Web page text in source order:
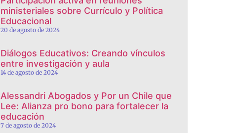
ministeriales sobre Currículo y Política
Educacional
20 de agosto de 2024
Diálogos Educativos: Creando vínculos
entre investigación y aula
14 de agosto de 2024
Alessandri Abogados y Por un Chile que
Lee: Alianza pro bono para fortalecer la
educación
7 de agosto de 2024